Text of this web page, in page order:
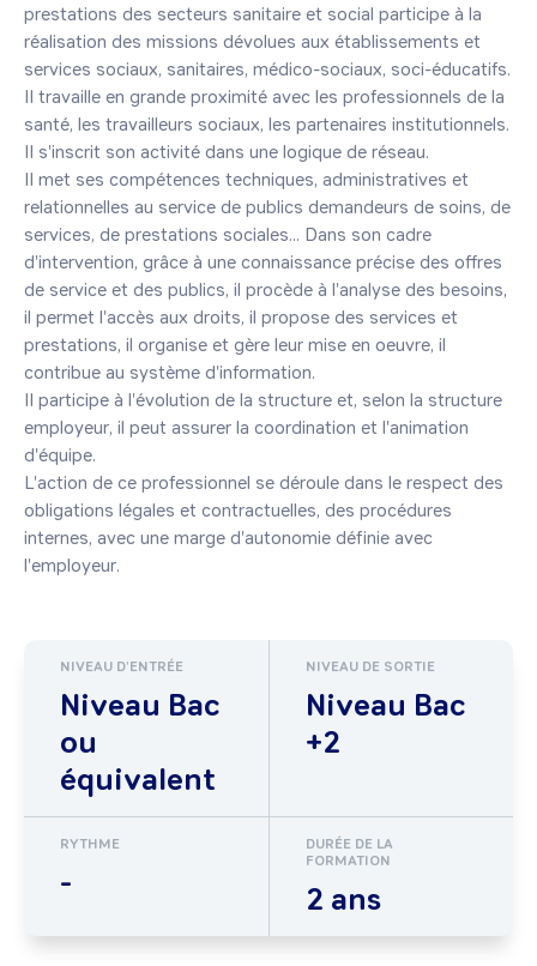
prestations des secteurs sanitaire et social participe à la
réalisation des missions dévolues aux établissements et
services sociaux, sanitaires, médico-sociaux, soci-éducatifs.
Il travaille en grande proximité avec les professionnels de la
santé, les travailleurs sociaux, les partenaires institutionnels.
Il s'inscrit son activité dans une logique de réseau.
Il met ses compétences techniques, administratives et
relationnelles au service de publics demandeurs de soins, de
services, de prestations sociales... Dans son cadre
d'intervention, grâce à une connaissance précise des offres
de service et des publics, il procède à l'analyse des besoins,
il permet l'accès aux droits, il propose des services et
prestations, il organise et gère leur mise en oeuvre, il
contribue au système d'information.
Il participe à l'évolution de la structure et, selon la structure
employeur, il peut assurer la coordination et l'animation
d'équipe.
L'action de ce professionnel se déroule dans le respect des
obligations légales et contractuelles, des procédures
internes, avec une marge d'autonomie définie avec
l'employeur.
NIVEAU D'ENTRÉE
Niveau Bac
ou
équivalent
NIVEAU DE SORTIE
Niveau Bac
+2
RYTHME
-
DURÉE DE LA
FORMATION
2 ans